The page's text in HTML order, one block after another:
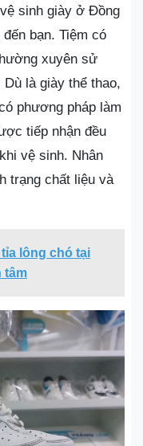
sinh giày ở Đồng
bạn. Tiệm có
xuyên sử
là giày thể thao,
phương pháp làm
tiếp nhận đều
vệ sinh. Nhân
trạng chất liệu và
lông chó tại
tâm